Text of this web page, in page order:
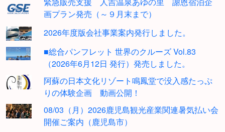
画プラン発売（～９月末まで）
2026年度版会社事業案内発行しました。
■総合パンフレット 世界のクルーズ Vol.83
（2026年6月12日 発行）発売しました。
阿蘇の日本文化リゾート鳴鳳堂で没入感たっぷ
りの体験企画 動画公開！
08/03（月）2026鹿児島観光産業関連暑気払い会
開催ご案内（鹿児島市）